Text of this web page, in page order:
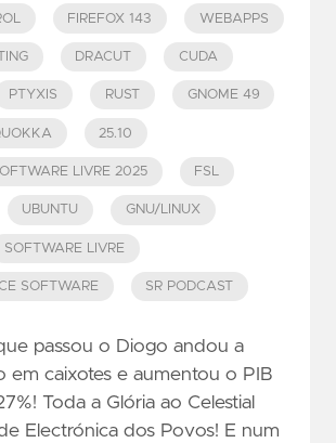
FIREFOX 143 WEBAPPS
DRACUT CUDA
PTYXIS RUST GNOME 49
25.10
LIVRE 2025 FSL
UBUNTU GNU/LINUX
SOFTWARE LIVRE
SOFTWARE SR PODCAST
passou o Diogo andou a
em caixotes e aumentou o PIB
Toda a Glória ao Celestial
Electrónica dos Povos! E num